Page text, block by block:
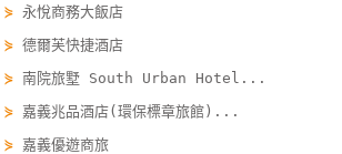
訂
單
管
理
⋟永悅商務大飯店
⋟德爾芙快捷酒店
⋟南院旅墅 South Urban Hotel...
⋟ 嘉義兆品酒店(環保標章旅館)...
⋟ 嘉義優遊商旅